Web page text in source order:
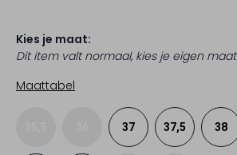
Kies je maat:
Dit item valt normaal, kies je eigen maat
Maattabel
37 37,5 38